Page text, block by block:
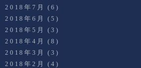
2018年7月
(6)
2018年6月
(5)
2018年5月
(3)
2018年4月
(8)
2018年3月
(3)
2018年2月
(4)